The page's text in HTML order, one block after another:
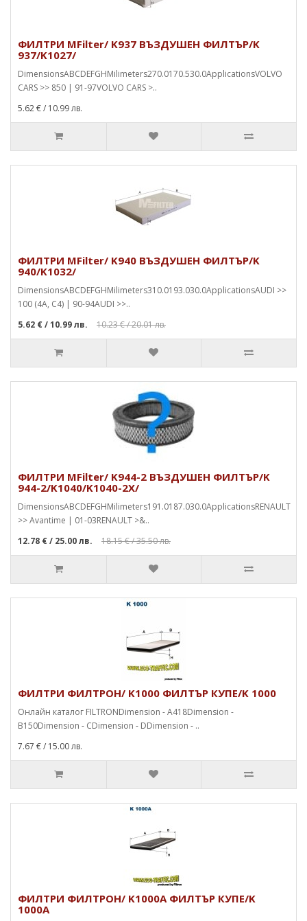
ФИЛТРИ MFilter/ K937 ВЪЗДУШЕН ФИЛТЪР/K
937/K1027/
DimensionsABCDEFGHMilimeters270.0170.530.0ApplicationsVOLVO
CARS >> 850 | 91-97VOLVO CARS >..
5.62 €/ 10.99 лв.
ФИЛТРИ MFilter/ K940 ВЪЗДУШЕН ФИЛТЪР/K
940/K1032/
DimensionsABCDEFGHMilimeters310.0193.030.0ApplicationsAUDI >>
100 (4A, C4) | 90-94AUDI >>..
5.62 €/ 10.99 лв. 10.23 €/ 20.01 лв.
ФИЛТРИ MFilter/ K944-2 ВЪЗДУШЕН ФИЛТЪР/K
944-2/K1040/K1040-2X/
DimensionsABCDEFGHMilimeters191.0187.030.0ApplicationsRENAULT
>> Avantime | 01-03RENAULT >&..
12.78 €/ 25.00 лв. 18.15 €/ 35.50 лв.
ФИЛТРИ ФИЛТРОН/ K1000 ФИЛТЪР КУПЕ/K 1000
Онлайн каталог FILTRONDimension - A418Dimension -
B150Dimension - CDimension - DDimension - ..
7.67 €/ 15.00 лв.
ФИЛТРИ ФИЛТРОН/ K1000A ФИЛТЪР КУПЕ/K
1000A